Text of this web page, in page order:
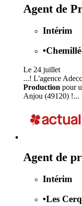
Agent de
Intérim
•
Le 24 juillet
...! L'agence
Production pour
Anjou (49120) !...
Agent de
Intérim
•Les